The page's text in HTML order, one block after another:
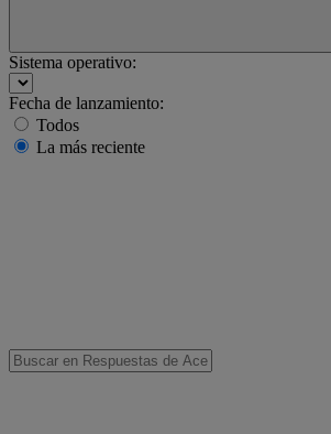
Sistema operativo:
Fecha de lanzamiento:
Todos
La más reciente